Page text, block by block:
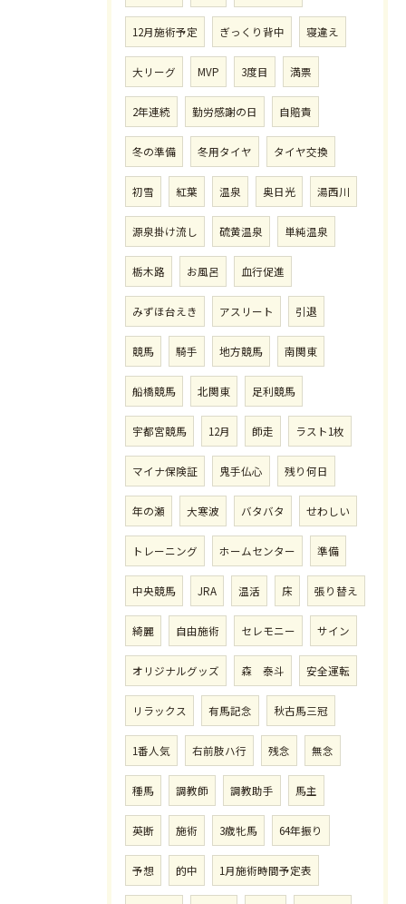
12月施術予定 ぎっくり背中 寝違え
大リーグ MVP 3度目 満票
2年連続 勤労感謝の日 自賠責
冬の準備 冬用タイヤ タイヤ交換
初雪 紅葉 温泉 奥日光 湯西川
源泉掛け流し 硫黄温泉 単純温泉
栃木路 お風呂 血行促進
みずほ台えき アスリート 引退
競馬 騎手 地方競馬 南関東
船橋競馬 北関東 足利競馬
宇都宮競馬 12月 師走 ラスト1枚
マイナ保険証 鬼手仏心 残り何日
年の瀬 大寒波 バタバタ せわしい
トレーニング ホームセンター 準備
中央競馬 JRA 温活 床 張り替え
綺麗 自由施術 セレモニー サイン
オリジナルグッズ 森 泰斗 安全運転
リラックス 有馬記念 秋古馬三冠
1番人気 右前肢ハ行 残念 無念
種馬 調教師 調教助手 馬主
英断 施術 3歳牝馬 64年振り
予想 的中 1月施術時間予定表